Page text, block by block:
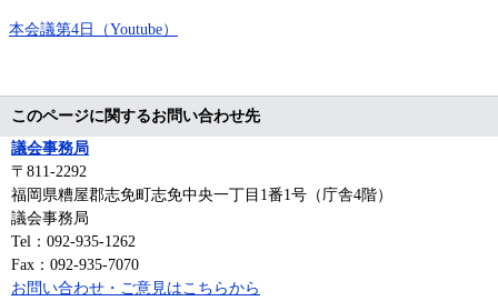
本会議第4日（Youtube）
このページに関するお問い合わせ先
議会事務局
〒811-2292
福岡県糟屋郡志免町志免中央一丁目1番1号（庁舎4階）
議会事務局
Tel：092-935-1262
Fax：092-935-7070
お問い合わせ・ご意見はこちらから